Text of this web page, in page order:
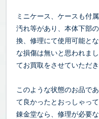
ミニケース、ケースも付
汚れ等があり、本体下部
換、修理にて使用可能と
な損傷は無いと思われま
てお買取をさせていただき
このような状態のお品で
て良かったとおっしゃっ
錬金堂なら、修理が必要